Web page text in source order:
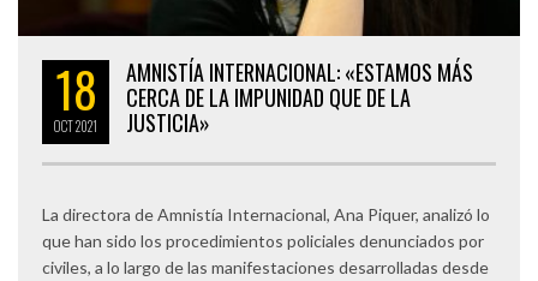
18
OCT2021
AMNISTÍA INTERNACIONAL: «ESTAMOS MÁS
CERCA DE LA IMPUNIDAD QUE DE LA
JUSTICIA»
La directora de Amnistía Internacional, Ana Piquer, analizó lo
que han sido los procedimientos policiales denunciados por
civiles, a lo largo de las manifestaciones desarrolladas desde